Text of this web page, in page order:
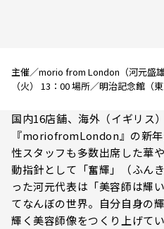
主催／morio from London（河元盛
（火） 13：00 場所／明治記念館（東
国内16店舗、海外（イギリス
『moriofromLondon』の新
性スタッフも多数出席した華
動指針として「奮輝」（ふん
った河元代表は「美容師は輝
てなんぼの世界。自分自身の
輝く美容師像をつくり上げて